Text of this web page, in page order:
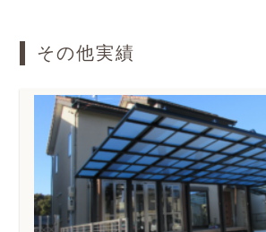
その他実績